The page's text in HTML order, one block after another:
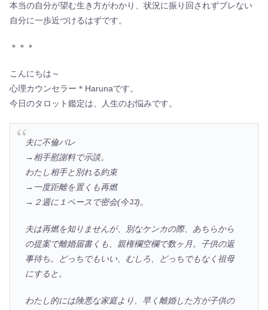
本当の自分が望む生き方がわかり、状況に振り回されずブレない
自分に一歩近づけるはずです。
＊＊＊
こんにちは～
心理カウンセラー＊Harunaです。
今日のタロット鑑定は、人生のお悩みです。
夫に不倫バレ
→相手慰謝料で示談。
わたし相手と別れる約束
→一度距離を置くも再燃
→２週に１ペースで密会(今ｺｺ)。
夫は再燃を知りませんが、別なケンカの際、あちらから
の提案で離婚届書くも、親権欄空欄で数ヶ月。子供の返
事待ち。
どっちでもいい、むしろ、どっちでもなく祖母
にすると。
わたし的には険悪な家庭より、早く離婚した方が子供の